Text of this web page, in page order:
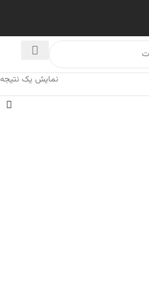
نمایش یک نتیجه